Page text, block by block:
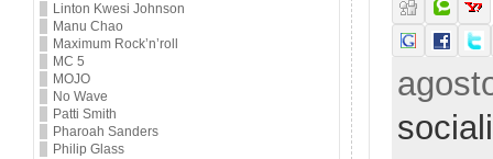
Linton Kwesi Johnson
Manu Chao
Maximum Rock’n’roll
MC 5
MOJO
No Wave
Patti Smith
Pharoah Sanders
Philip Glass